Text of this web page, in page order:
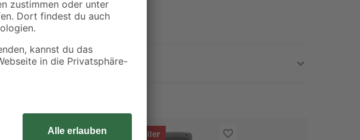
Bestseller